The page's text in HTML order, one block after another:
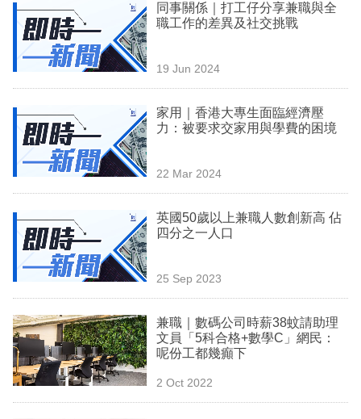
訂
閱
同事關係｜打工仔分享兼職與全
職工作的差異及社交挑戰
19 Jun 2024
家用｜香港大專生面臨經濟壓
力：被要求交家用與學費的困境
22 Mar 2024
英國50歲以上兼職人數創新高 佔
四分之一人口
25 Sep 2023
兼職｜數碼公司時薪38蚊請助理
文員「5科合格+數學C」網民：
呢份工都幾癲下
2 Oct 2022